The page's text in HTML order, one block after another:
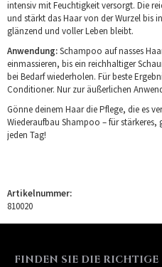
intensiv mit Feuchtigkeit versorgt. Die
und stärkt das Haar von der Wurzel bis
glänzend und voller Leben bleibt.
Anwendung:Schampoo auf nasses
einmassieren, bis ein reichhaltiger
bei Bedarf wiederholen. Für beste
Conditioner. Nur zur äußerlichen
Gönne deinem Haar die Pflege, die es
Wiederaufbau Shampoo – für stärkeres,
jeden Tag!
Artikelnummer:
810020
FINDEN SIE DIE RICHTIGE